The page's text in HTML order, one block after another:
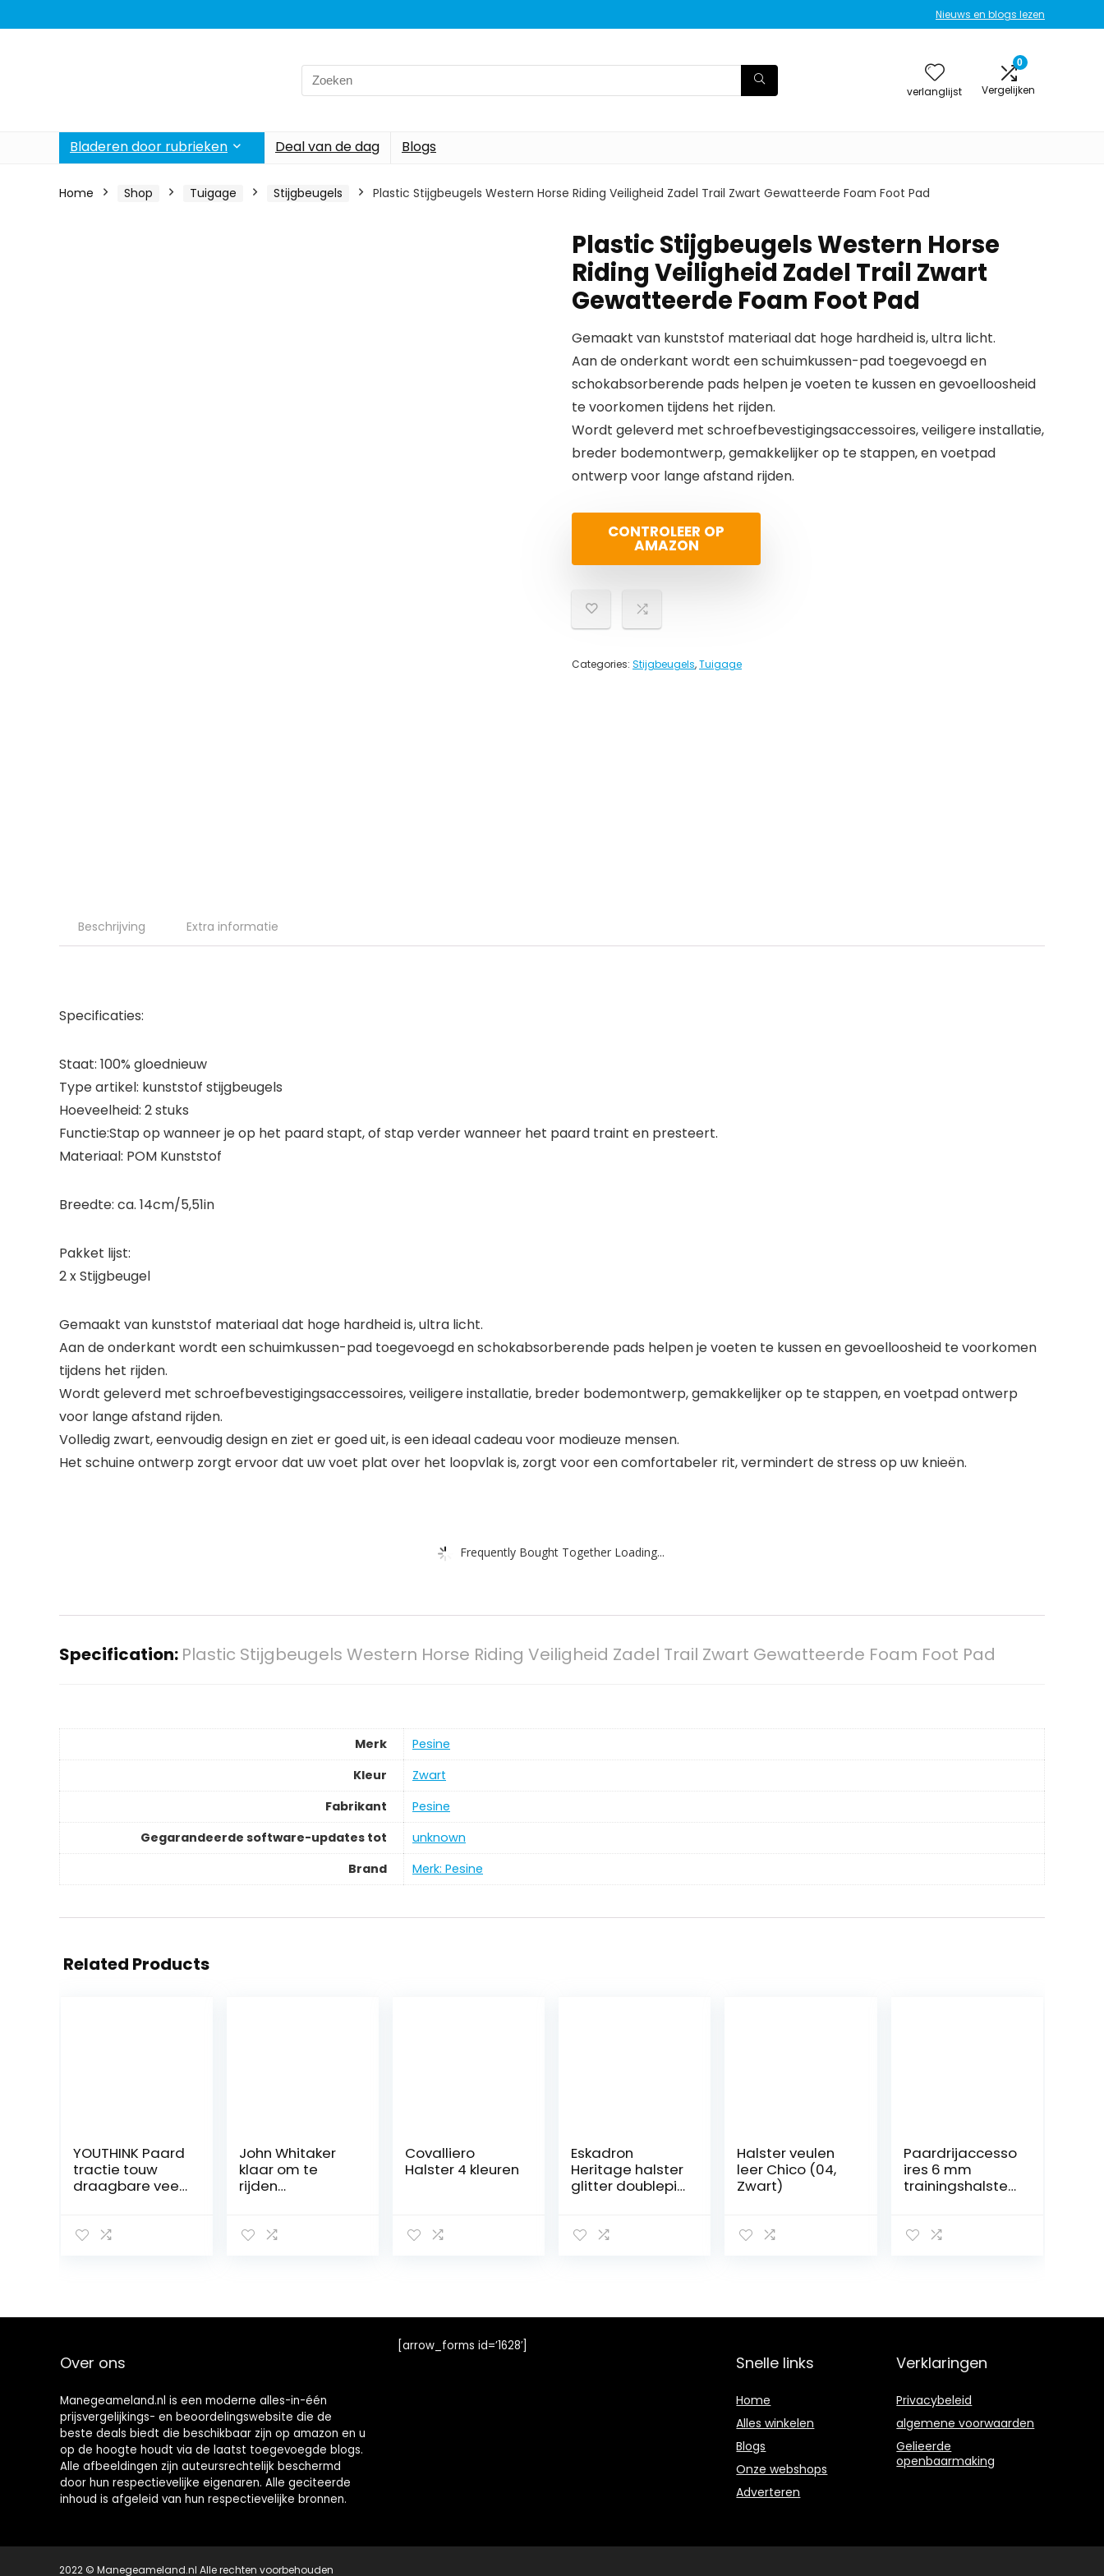
Nieuws en blogs lezen
Search
for:
verlanglijst
0
Vergelijken
Bladeren door rubrieken Deal van de dag Blogs
Home Shop Tuigage Stijgbeugels Plastic Stijgbeugels Western Horse Riding Veiligheid Zadel Trail Zwart Gewatteerde Foam Foot Pad
Plastic Stijgbeugels Western Horse
Riding Veiligheid Zadel Trail Zwart
Gewatteerde Foam Foot Pad
Gemaakt van kunststof materiaal dat hoge hardheid is, ultra licht.
Aan de onderkant wordt een schuimkussen-pad toegevoegd en
schokabsorberende pads helpen je voeten te kussen en gevoelloosheid
te voorkomen tijdens het rijden.
Wordt geleverd met schroefbevestigingsaccessoires, veiligere installatie,
breder bodemontwerp, gemakkelijker op te stappen, en voetpad
ontwerp voor lange afstand rijden.
CONTROLEER OP
AMAZON
Categories: Stijgbeugels,Tuigage
Beschrijving Extra informatie
Specificaties:
Staat: 100% gloednieuw
Type artikel: kunststof stijgbeugels
Hoeveelheid: 2 stuks
Functie:Stap op wanneer je op het paard stapt, of stap verder wanneer het paard traint en presteert.
Materiaal: POM Kunststof
Breedte: ca. 14cm/5,51in
Pakket lijst:
2 x Stijgbeugel
Gemaakt van kunststof materiaal dat hoge hardheid is, ultra licht.
Aan de onderkant wordt een schuimkussen-pad toegevoegd en schokabsorberende pads helpen je voeten te kussen en gevoelloosheid te voorkomen
tijdens het rijden.
Wordt geleverd met schroefbevestigingsaccessoires, veiligere installatie, breder bodemontwerp, gemakkelijker op te stappen, en voetpad ontwerp
voor lange afstand rijden.
Volledig zwart, eenvoudig design en ziet er goed uit, is een ideaal cadeau voor modieuze mensen.
Het schuine ontwerp zorgt ervoor dat uw voet plat over het loopvlak is, zorgt voor een comfortabeler rit, vermindert de stress op uw knieën.
Frequently Bought Together Loading...
Specification: Plastic Stijgbeugels Western Horse Riding Veiligheid Zadel Trail Zwart Gewatteerde Foam Foot Pad
Merk
‎Pesine
Kleur
‎Zwart
Fabrikant
‎Pesine
Gegarandeerde software-updates tot
‎unknown
Brand
Merk: Pesine
Related Products
YOUTHINK Paard
tractie touw
draagbare vee
touw Holding
John Whitaker
klaar om te
rijden
Covalliero
Halster 4 kleuren
Eskadron
Heritage halster
glitter doublepin
Halster veulen
leer Chico (04,
Zwart)
Paardrijaccesso
ires 6 mm
trainingshalster
voor autorijden
Over ons
Manegeameland.nl is een moderne alles-in-één
prijsvergelijkings- en beoordelingswebsite die de
beste deals biedt die beschikbaar zijn op amazon en u
op de hoogte houdt via de laatst toegevoegde blogs.
Alle afbeeldingen zijn auteursrechtelijk beschermd
door hun respectievelijke eigenaren. Alle geciteerde
inhoud is afgeleid van hun respectievelijke bronnen.
[arrow_forms id=’1628′]
Snelle links
Home
Alles winkelen
Blogs
Onze webshops
Adverteren
Verklaringen
Privacybeleid
algemene voorwaarden
Gelieerde
openbaarmaking
2022 © Manegeameland.nl Alle rechten voorbehouden